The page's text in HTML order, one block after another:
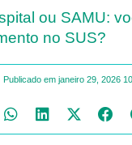
ou SAMU:
no SUS?
Publicado em janeiro 29, 2026